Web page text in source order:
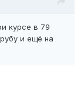
курсе в 79
и ещё на